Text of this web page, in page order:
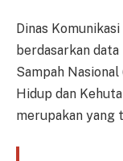
Dinas
berdasarkan
Sampah
Hidup dan
merupakan yang